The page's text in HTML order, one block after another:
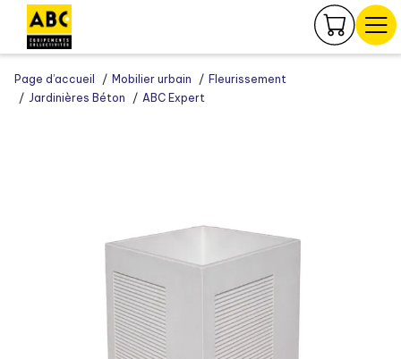
Page d’accueil Mobilier urbain
Fleurissement
Jardinières Béton
ABC Expert
Panneau de gestion des cookies